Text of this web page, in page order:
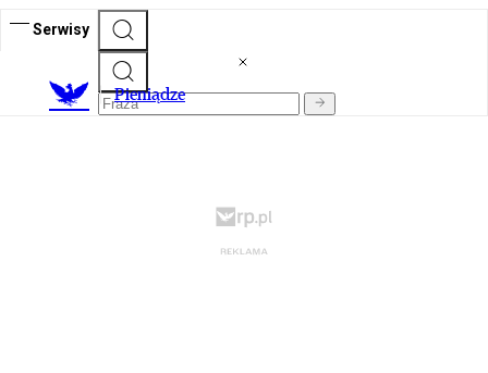
Serwisy
Pieniądze